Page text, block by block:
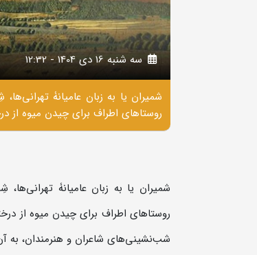
سه شنبه 16 دی 1404 - 12:32
شمیران یا به زبان عامیانۀ
روستاهای اطراف برای چیدن میوه از
شمیران یا به زبان عامیانۀ
روستاهای اطراف برای چیدن میوه از
شب‌نشینی‌های شاعران و هنرمندان، به